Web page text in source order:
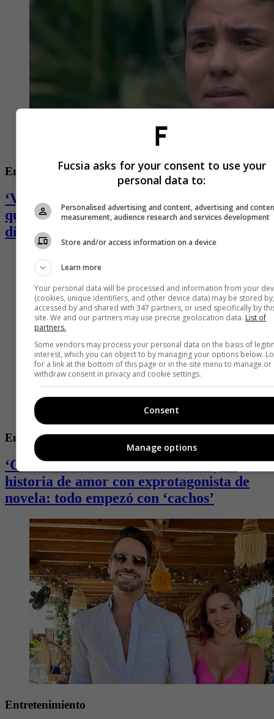
Entretenimiento
‘Valkyria’, ganadora del ‘Desafió’, se
quebró y desahogó en redes: pasa por
difícil momento
Entretenimiento
‘Catú’ de ‘La isla de los famosos’ y su
historia de amor con exprotagonista de
novela: todo empezó con ‘cachos’
Entretenimiento
Fucsia asks for your consent to use your
personal data to:
Personalised advertising and content, advertising and
measurement, audience research and services development
Store and/or access information on a device
Learn more
Your personal data will be processed and information from your
(cookies, unique identifiers, and other device data) may be stored by,
accessed by and shared with 347 partners, or used specifically by
site. We and our partners may use precise geolocation data. List of
partners.
Some vendors may process your personal data on the basis of
interest, which you can object to by managing your options below.
for a link at the bottom of this page or in the site menu to manage or
withdraw consent in privacy and cookie settings.
Consent
Manage options